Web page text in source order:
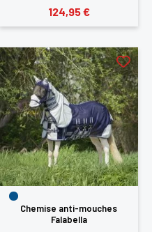
124,95 €
Chemise anti-mouches
Falabella
enregistrer des